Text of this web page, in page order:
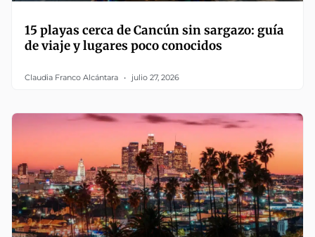
15 playas cerca de Cancún sin sargazo: guía
de viaje y lugares poco conocidos
Claudia Franco Alcántara julio 27, 2026